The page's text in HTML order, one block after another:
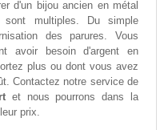
d'un bijou ancien en métal
sont multiples. Du simple
des parures. Vous
avoir besoin d'argent en
plus ou dont vous avez
Contactez notre service de
et nous pourrons dans la
prix.